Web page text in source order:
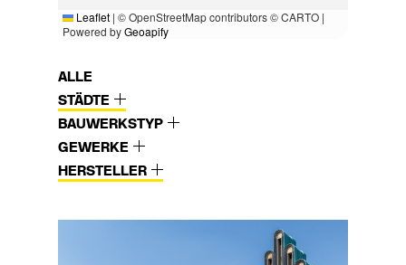
Leaflet | © OpenStreetMap contributors © CARTO |
Powered byGeoapify
ALLE
STÄDTE
BAUWERKSTYP
GEWERKE
HERSTELLER